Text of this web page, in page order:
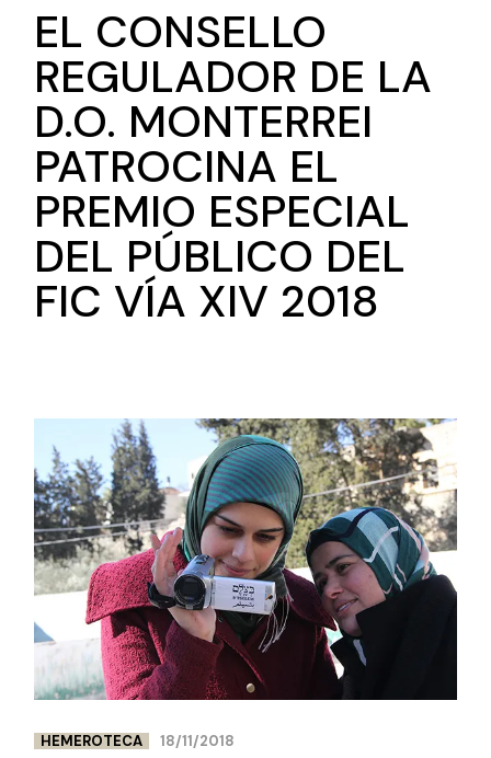
EL CONSELLO
REGULADOR DE LA
D.O. MONTERREI
PATROCINA EL
PREMIO ESPECIAL
DEL PÚBLICO DEL
FIC VÍA XIV 2018
HEMEROTECA 18/11/2018